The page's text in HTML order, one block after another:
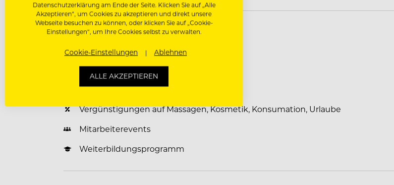
Benefits für unsere Mitarbeiter
Unterkunft Vergünstigt / Kostenlos
Verpflegung Vergünstigt / Kostenlos
Fitness-, Wellnessbereich
Vergünstigungen auf Massagen, Kosmetik, Konsumation, Urlaube
Mitarbeiterevents
Weiterbildungsprogramm
Datenschutzerklärung am Ende der Seite. Klicken Sie auf „Alle
Akzeptieren“, um Cookies zu akzeptieren und direkt unsere
Webseite besuchen zu können, oder klicken Sie auf „Cookie-
Einstellungen“, um Ihre Cookies selbst zu verwalten.
Cookie-Einstellungen Ablehnen
ALLE AKZEPTIEREN